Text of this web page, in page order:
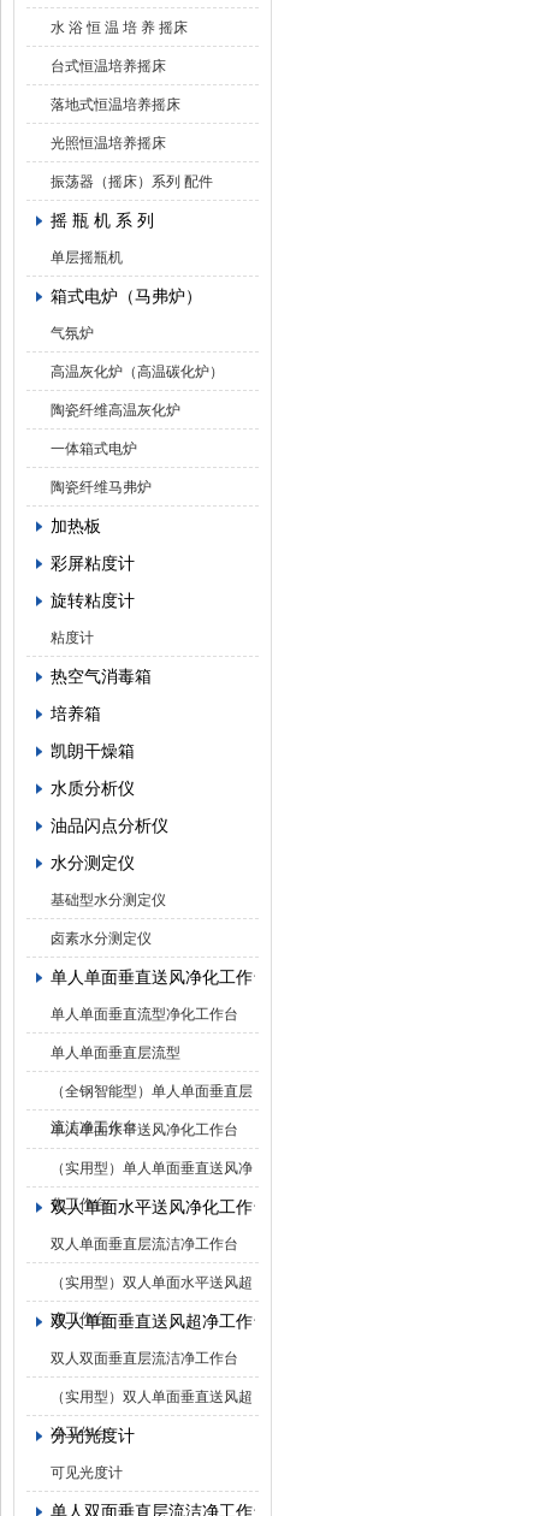
水 浴 恒 温 培 养 摇床
台式恒温培养摇床
落地式恒温培养摇床
光照恒温培养摇床
振荡器（摇床）系列 配件
摇 瓶 机 系 列
单层摇瓶机
箱式电炉（马弗炉）
气氛炉
高温灰化炉（高温碳化炉）
陶瓷纤维高温灰化炉
一体箱式电炉
陶瓷纤维马弗炉
加热板
彩屏粘度计
旋转粘度计
粘度计
热空气消毒箱
培养箱
凯朗干燥箱
水质分析仪
油品闪点分析仪
水分测定仪
基础型水分测定仪
卤素水分测定仪
单人单面垂直送风净化工作台
单人单面垂直流型净化工作台
单人单面垂直层流型
（全钢智能型）单人单面垂直层
流洁净工作台
单人单面水平送风净化工作台
（实用型）单人单面垂直送风净
化工作台
双人单面水平送风净化工作台
双人单面垂直层流洁净工作台
（实用型）双人单面水平送风超
净工作台
双人单面垂直送风超净工作台
双人双面垂直层流洁净工作台
（实用型）双人单面垂直送风超
净工作台
分光光度计
可见光度计
单人双面垂直层流洁净工作台